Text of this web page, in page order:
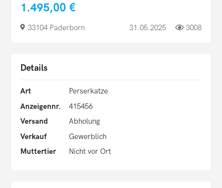
1.495,00 €
33104 Paderborn 31.05.2025 3008
Details
Art
Perserkatze
Anzeigennr.
415456
Versand
Abholung
Verkauf
Gewerblich
Muttertier
Nicht vor Ort